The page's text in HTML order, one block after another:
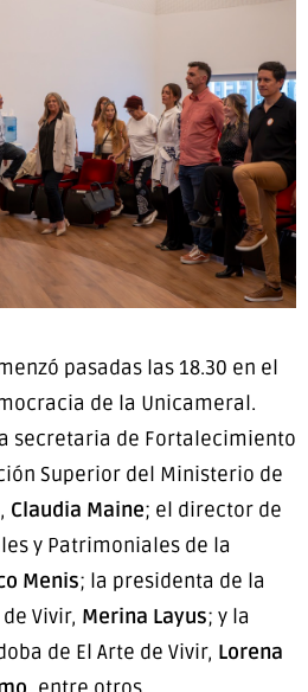
pasadas las 18.30 en el
de la Unicameral.
secretaria de Fortalecimiento
Superior del Ministerio de
Claudia Maine; el director de
y Patrimoniales de la
Menis; la presidenta de la
Vivir, Merina Layus; y la
de El Arte de Vivir, Lorena